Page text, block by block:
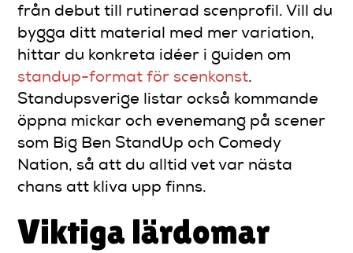
från debut till rutinerad scenprofil. Vill du
bygga ditt material med mer variation,
hittar du konkreta idéer i guiden om
standup-format för scenkonst.
Standupsverige listar också kommande
öppna mickar och evenemang på scener
som Big Ben StandUp och Comedy
Nation, så att du alltid vet var nästa
chans att kliva upp finns.
Viktiga lärdomar